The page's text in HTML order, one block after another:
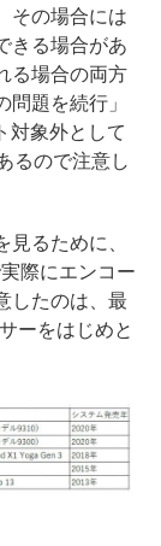
その場合には
きる場合があ
る場合の両方
題を続行」
対象外として
るので注意し
るために、
際にエンコー
したのは、最
ーをはじめと